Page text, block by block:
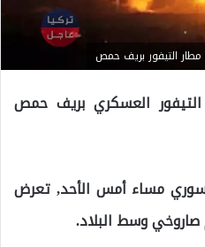
التيفور بريف حمص
العسكري بريف حمص
مساء أمس الأحد, تعرض
وسط البلاد.